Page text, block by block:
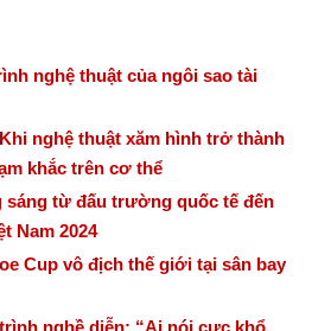
nghệ thuật của ngôi sao tài
nghệ thuật xăm hình trở thành
khắc trên cơ thể
sáng từ đấu trường quốc tế đến
Nam 2024
Cup vô địch thế giới tại sân bay
nghề diễn: “Ai nói cực khổ,